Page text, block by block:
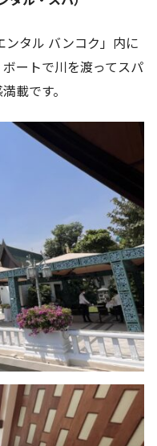
ンタル バンコク」内に
ートで川を渡ってスパ
載です。